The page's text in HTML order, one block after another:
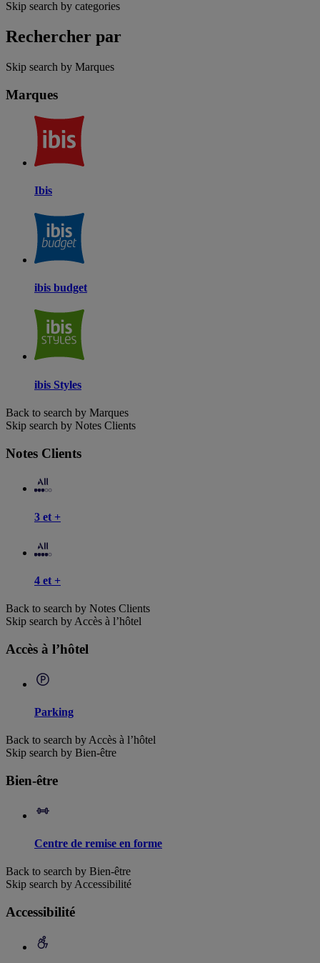
Skip search by categories
Rechercher par
Skip search by Marques
Marques
Ibis
ibis budget
ibis Styles
Back to search by Marques
Skip search by Notes Clients
Notes Clients
3 et +
4 et +
Back to search by Notes Clients
Skip search by Accès à l’hôtel
Accès à l’hôtel
Parking
Back to search by Accès à l’hôtel
Skip search by Bien-être
Bien-être
Centre de remise en forme
Back to search by Bien-être
Skip search by Accessibilité
Accessibilité